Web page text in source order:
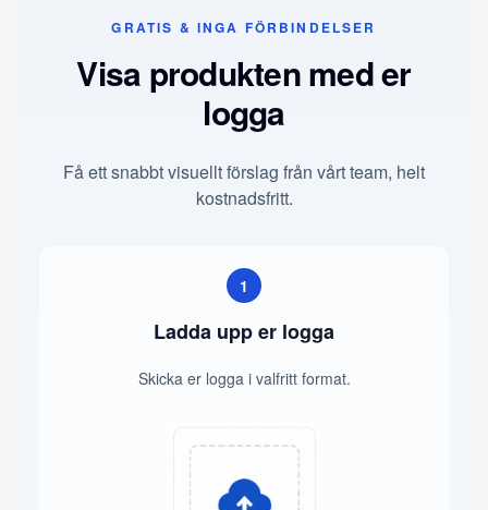
GRATIS & INGA FÖRBINDELSER
Visa produkten med er
logga
Få ett snabbt visuellt förslag från vårt team, helt
kostnadsfritt.
1
Ladda upp er logga
Skicka er logga i valfritt format.